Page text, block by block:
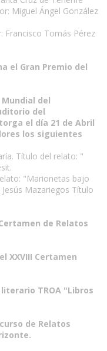
Miguel Ángel González
Francisco Tomás Pérez
el Gran Premio del
del
del
el día 21 de Abril
los siguientes
Título del relato: "
"Marionetas bajo
Mazariegos Título
de Relatos
XXVIII Certamen
TROA "Libros
de Relatos